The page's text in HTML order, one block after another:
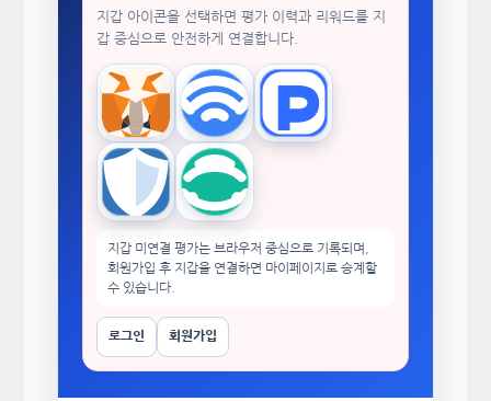
지갑 아이콘을 선택하면 평가 이력과 리워드를 지
갑 중심으로 안전하게 연결합니다.
MetaMask WalletConnectTokenPocket
Trust Wallet imToken
지갑 미연결 평가는 브라우저 중심으로 기록되며,
회원가입 후 지갑을 연결하면 마이페이지로 승계할
수 있습니다.
로그인 회원가입